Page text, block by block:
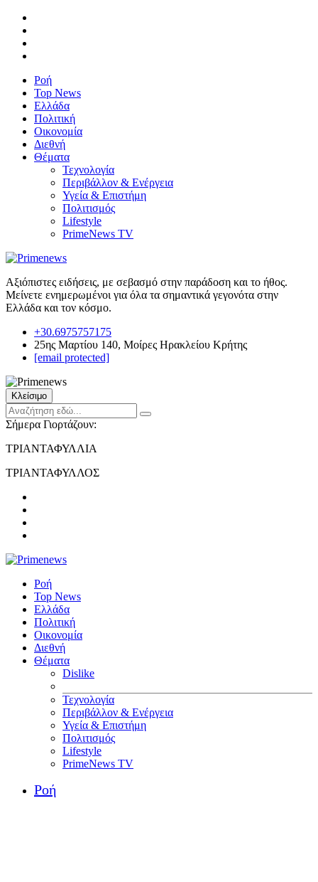
Ροή
Top News
Ελλάδα
Πολιτική
Οικονομία
Διεθνή
Θέματα
Τεχνολογία
Περιβάλλον & Ενέργεια
Υγεία & Επιστήμη
Πολιτισμός
Lifestyle
PrimeNews TV
Αξιόπιστες ειδήσεις, με σεβασμό στην παράδοση και το ήθος.
Μείνετε ενημερωμένοι για όλα τα σημαντικά γεγονότα στην
Ελλάδα και τον κόσμο.
+30.6975757175
25ης Μαρτίου 140, Μοίρες Ηρακλείου Κρήτης
[email protected]
Κλείσιμο
Σήμερα Γιορτάζουν:
ΤΡΙΑΝΤΑΦΥΛΛΙΑ
ΤΡΙΑΝΤΑΦΥΛΛΟΣ
Ροή
Top News
Ελλάδα
Πολιτική
Οικονομία
Διεθνή
Θέματα
Dislike
Τεχνολογία
Περιβάλλον & Ενέργεια
Υγεία & Επιστήμη
Πολιτισμός
Lifestyle
PrimeNews TV
Ροή